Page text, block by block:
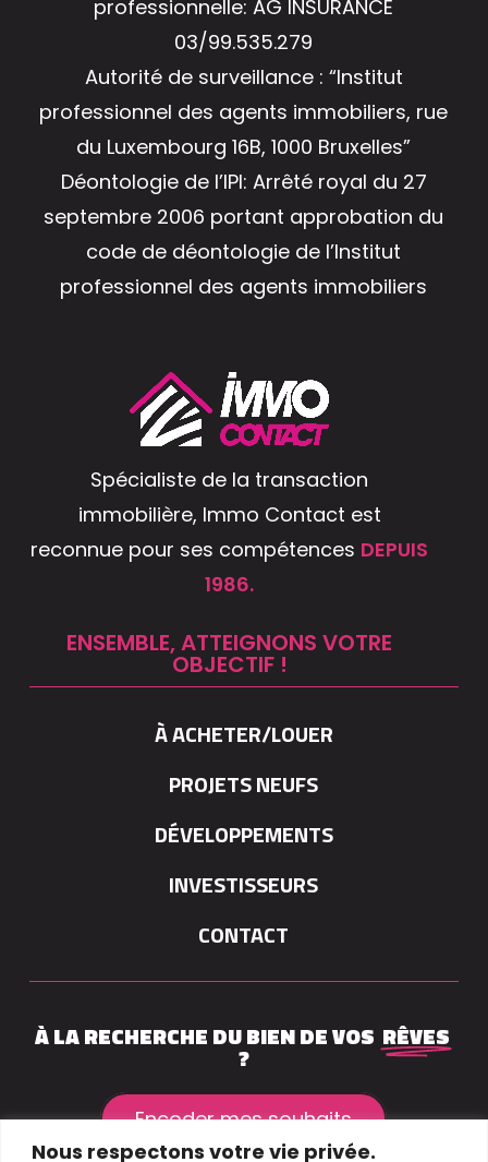
Nous respectons votre vie privée.
professionnelle: AG INSURANCE
03/99.535.279
Autorité de surveillance : “Institut
professionnel des agents immobiliers, rue
du Luxembourg 16B, 1000 Bruxelles”
Déontologie de l’IPI: Arrêté royal du 27
septembre 2006 portant approbation du
code de déontologie de l’Institut
professionnel des agents immobiliers
Spécialiste de la transaction
immobilière, Immo Contact est
reconnue pour ses compétences DEPUIS
1986.
ENSEMBLE, ATTEIGNONS VOTRE
OBJECTIF !
À ACHETER/LOUER
PROJETS NEUFS
DÉVELOPPEMENTS
INVESTISSEURS
CONTACT
À LA RECHERCHE DU BIEN DE VOS RÊVES
?
Encoder mes souhaits